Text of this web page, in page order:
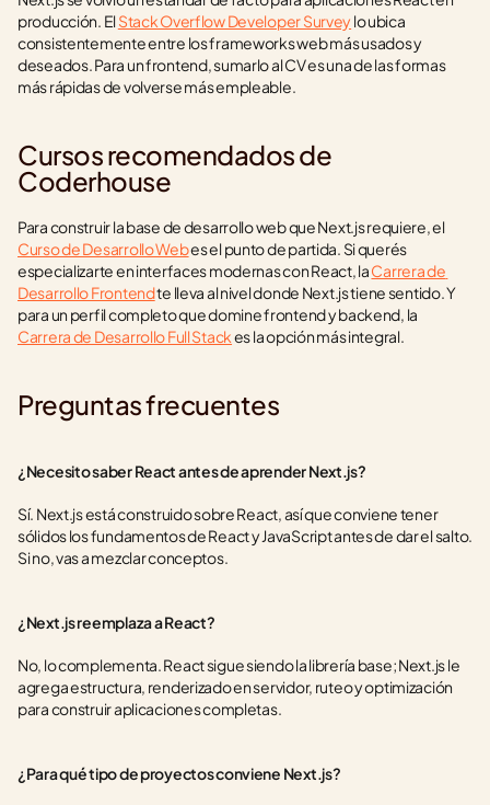
producción. El Stack Overflow Developer Survey lo ubica
consistentemente entre los frameworks web más usados y
deseados. Para un frontend, sumarlo al CV es una de las formas
más rápidas de volverse más empleable.
Cursos recomendados de
Coderhouse
Para construir la base de desarrollo web que Next.js requiere, el
Curso de Desarrollo Web es el punto de partida. Si querés
especializarte en interfaces modernas con React, la Carrera de
Desarrollo Frontend te lleva al nivel donde Next.js tiene sentido. Y
Carrera de Desarrollo Full Stack es la opción más integral.
Preguntas frecuentes
¿Necesito saber React antes de aprender Next.js?
Sí. Next.js está construido sobre React, así que conviene tener
sólidos los fundamentos de React y JavaScript antes de dar el salto.
Si no, vas a mezclar conceptos.
¿Next.js reemplaza a React?
No, lo complementa. React sigue siendo la librería base; Next.js le
agrega estructura, renderizado en servidor, ruteo y optimización
para construir aplicaciones completas.
¿Para qué tipo de proyectos conviene Next.js?